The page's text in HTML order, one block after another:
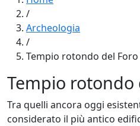
/
Archeologia
/
Tempio rotondo del
Tempio rotondo
Tra quelli ancora oggi
considerato il più antico